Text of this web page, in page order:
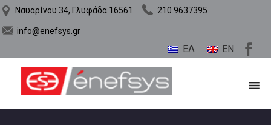
Ναυαρίνου 34, Γλυφάδα 16561 210 9637395
info@enefsys.gr
ΕΛ EN